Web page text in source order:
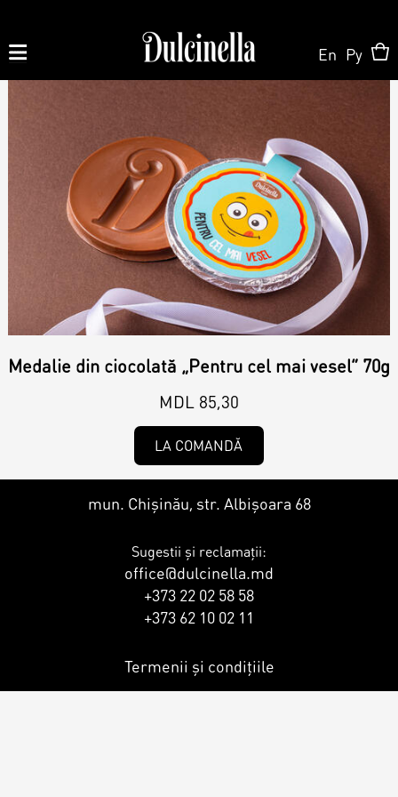
062 10 02 11
La Comandă
La Comandă
Tort la Comandă
Bento cake
Umpluturi
Candy Bar
CakePops personalizat
Magazin Online
Patisserie & Cofetărie
Prajituri
Ciocolată
Desert
Despre Noi
Magazine
En Ру
Medalie din ciocolată „Pentru cel mai vesel” 70g
MDL 85,30
LA COMANDĂ
mun. Chișinău, str. Albișoara 68
Sugestii și reclamații:
office@dulcinella.md
+373 22 02 58 58
+373 62 10 02 11
Termenii și condițiile